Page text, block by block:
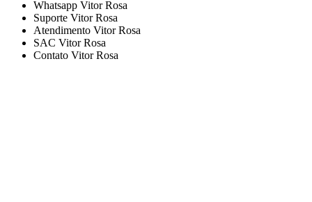
Whatsapp Vitor Rosa
Suporte Vitor Rosa
Atendimento Vitor Rosa
SAC Vitor Rosa
Contato Vitor Rosa